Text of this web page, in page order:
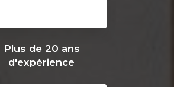
Plus de 20 ans
d'expérience